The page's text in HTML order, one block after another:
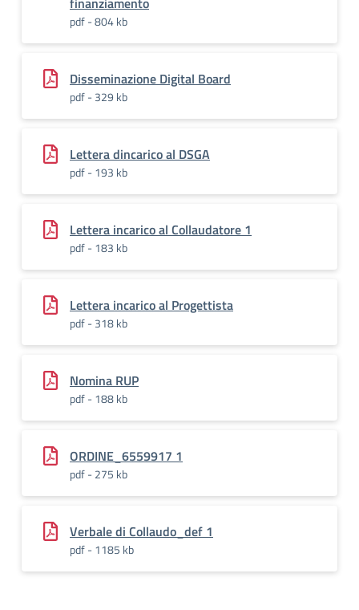
pdf - 804 kb
Disseminazione Digital Board
pdf - 329 kb
Lettera dincarico al DSGA
pdf - 193 kb
Lettera incarico al Collaudatore 1
pdf - 183 kb
Lettera incarico al Progettista
pdf - 318 kb
Nomina RUP
pdf - 188 kb
ORDINE_6559917 1
pdf - 275 kb
Verbale di Collaudo_def 1
pdf - 1185 kb